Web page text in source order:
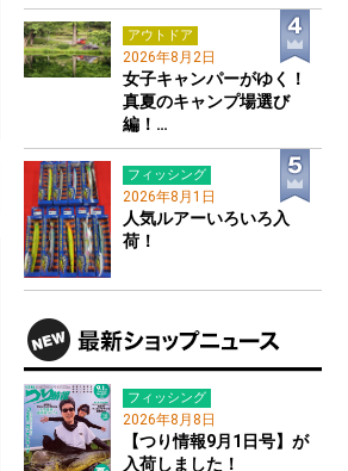
アウトドア
2026年8月2日
女子キャンパーがゆく！
真夏のキャンプ場選び
編！…
フィッシング
2026年8月1日
人気ルアーいろいろ入
荷！
フィッシング
2026年8月8日
【つり情報9月1日号】が
入荷しました！